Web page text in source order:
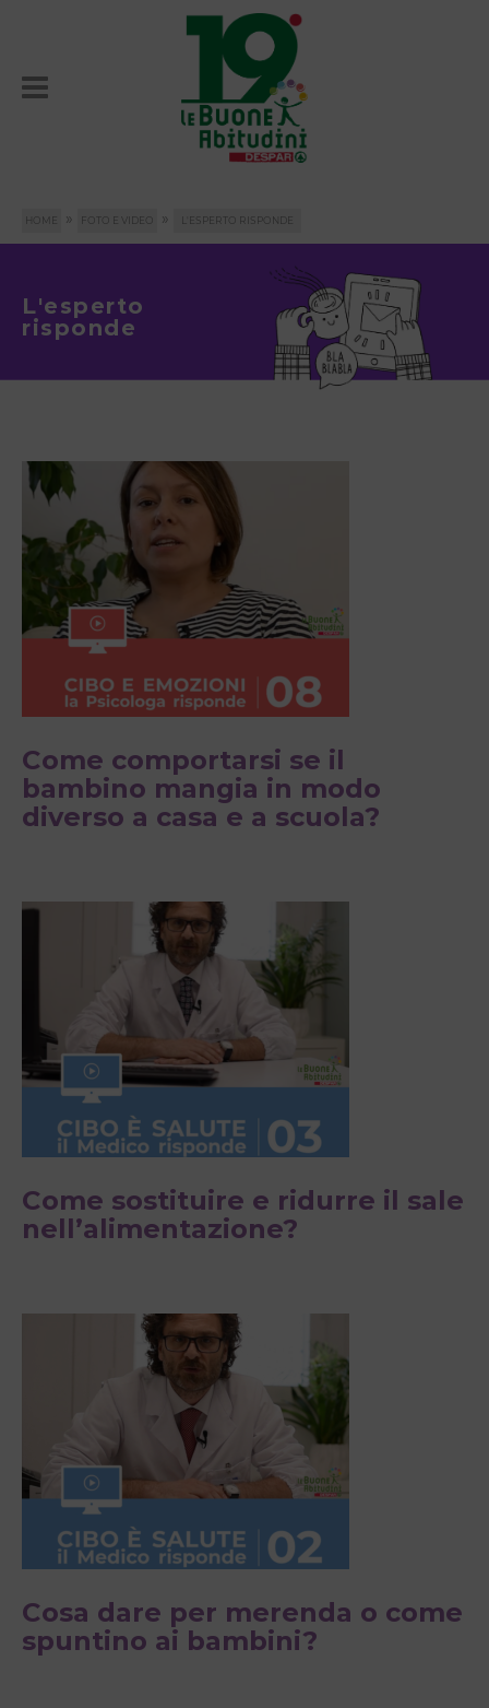
HOME » » L'ESPERTO RISPONDE
L'esperto
risponde
Come comportarsi se il
bambino mangia in modo
diverso a casa e a scuola?
Come sostituire e ridurre il sale
nell’alimentazione?
Cosa dare per merenda o come
spuntino ai bambini?